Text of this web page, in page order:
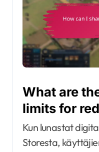
What are
limits for
Kun lunastat
Storesta,